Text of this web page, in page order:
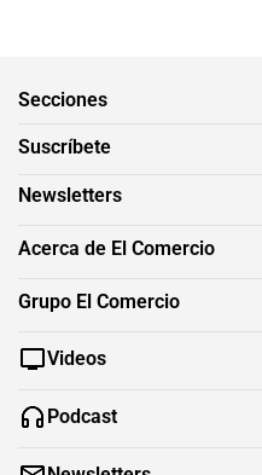
Secciones
Suscríbete
Newsletters
Acerca de El Comercio
Grupo El Comercio
Videos
Podcast